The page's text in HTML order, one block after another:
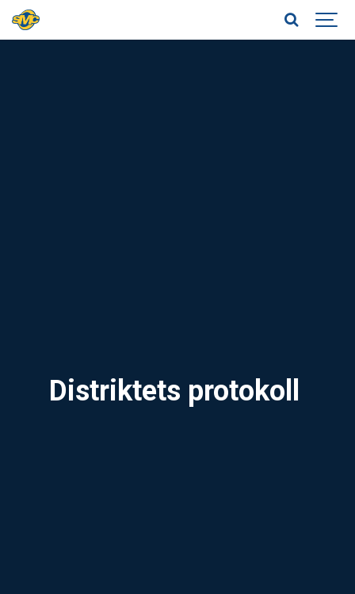
Distriktets protokoll